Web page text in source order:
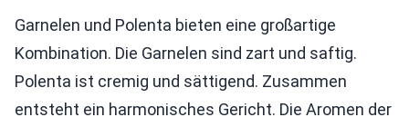
Garnelen und Polenta bieten eine großartige
Kombination. Die Garnelen sind zart und saftig.
Polenta ist cremig und sättigend. Zusammen
entsteht ein harmonisches Gericht. Die Aromen der